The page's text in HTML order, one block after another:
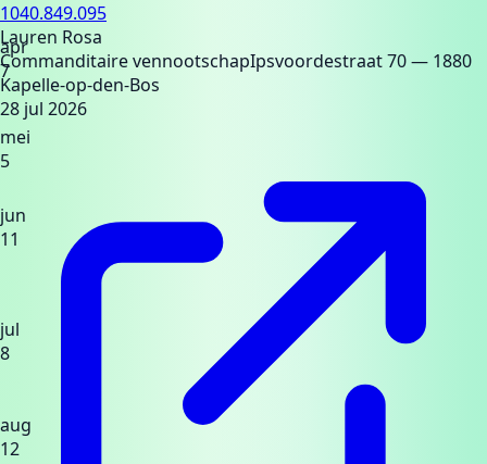
apr
7
mei
5
jun
11
jul
8
aug
12
1040.849.095
Lauren Rosa
Commanditaire vennootschapIpsvoordestraat 70— 1880
Kapelle-op-den-Bos
28 jul 2026